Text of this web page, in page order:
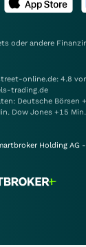
oder andere
online.de: 4.8
trading.de
Deutsche Börsen
Dow Jones +15
Holding AG